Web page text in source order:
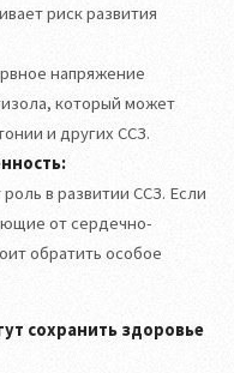
риск развития
напряжение
который может
и других ССЗ.
в развитии ССЗ. Если
от сердечно-
обратить особое
сохранить здоровье